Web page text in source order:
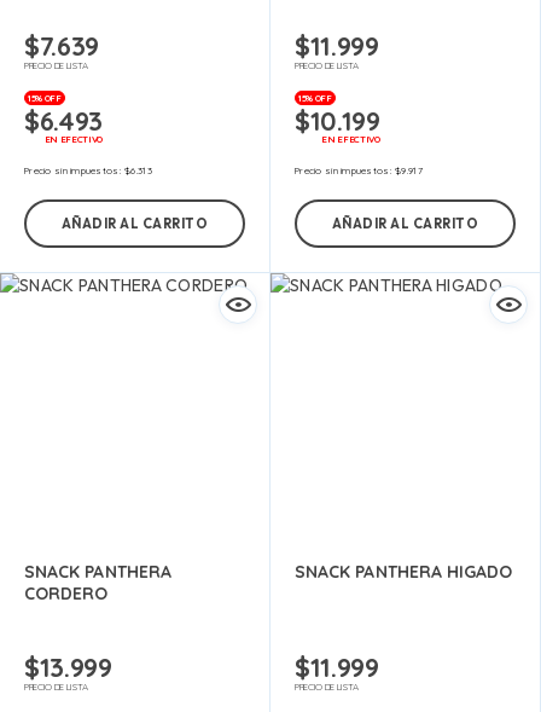
$7.639
PRECIO DE LISTA
15% OFF
$6.493
EN EFECTIVO
Precio sin impuestos:$6.313
AÑADIR AL CARRITO
$11.999
PRECIO DE LISTA
15% OFF
$10.199
EN EFECTIVO
Precio sin impuestos:$9.917
AÑADIR AL CARRITO
SNACK PANTHERA
CORDERO
$13.999
PRECIO DE LISTA
SNACK PANTHERA HIGADO
$11.999
PRECIO DE LISTA